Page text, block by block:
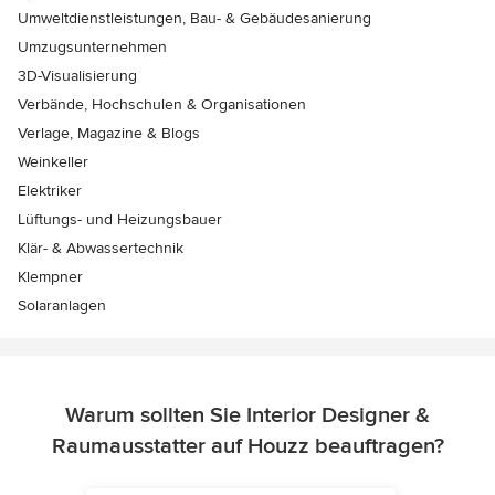
Umweltdienstleistungen, Bau- & Gebäudesanierung
Umzugsunternehmen
3D-Visualisierung
Verbände, Hochschulen & Organisationen
Verlage, Magazine & Blogs
Weinkeller
Elektriker
Lüftungs- und Heizungsbauer
Klär- & Abwassertechnik
Klempner
Solaranlagen
Warum sollten Sie Interior Designer &
Raumausstatter auf Houzz beauftragen?